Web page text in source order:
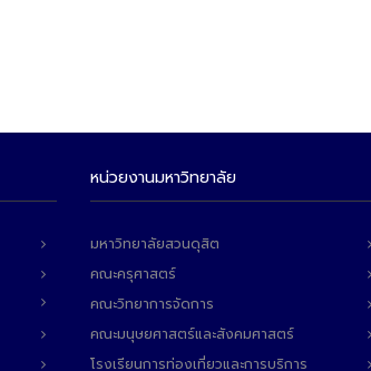
หน่วยงานมหาวิทยาลัย
มหาวิทยาลัยสวนดุสิต
คณะครุศาสตร์
คณะวิทยาการจัดการ
คณะมนุษยศาสตร์และสังคมศาสตร์
โรงเรียนการท่องเที่ยวและการบริการ